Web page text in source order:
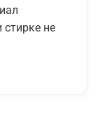
стирке не